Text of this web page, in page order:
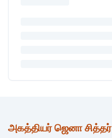
அகத்தியர் ஜெனா சித்தர்